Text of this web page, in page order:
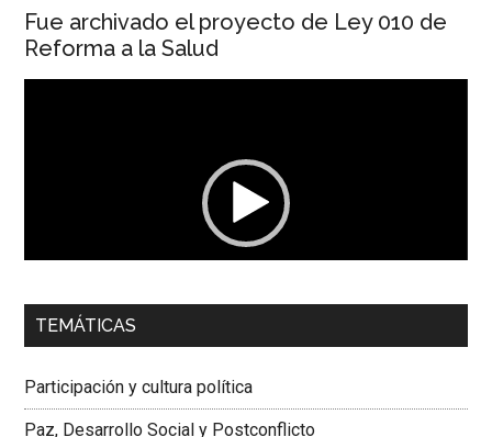
Fue archivado el proyecto de Ley 010 de
Reforma a la Salud
00:00 01:04
Dra. Carolina Corcho Mejía,Presidenta Corporación
Colombiana
TEMÁTICAS
Participación y cultura política
Paz, Desarrollo Social y Postconflicto